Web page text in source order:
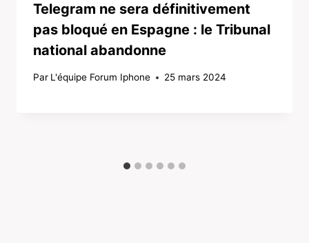
Telegram ne sera définitivement
pas bloqué en Espagne : le Tribunal
national abandonne
Par L'équipe Forum Iphone 25 mars 2024